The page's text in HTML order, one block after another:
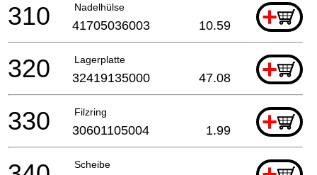
Nadelhülse +
310 41705036003 10.59
Lagerplatte +
320 32419135000 47.08
Filzring +
330 30601105004 1.99
Scheibe